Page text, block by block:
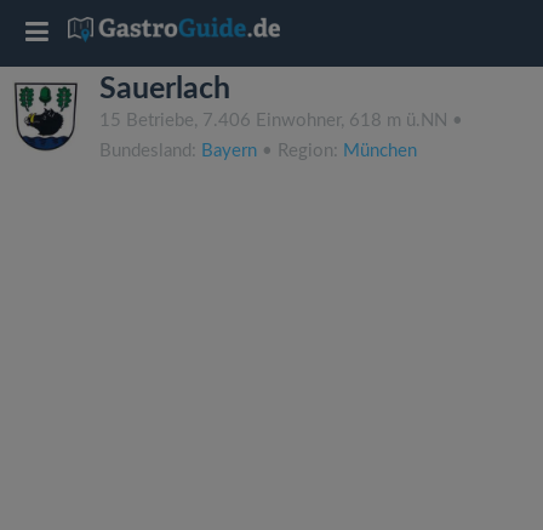
Sauerlach
15 Betriebe, 7.406 Einwohner, 618 m ü.NN •
Bundesland: Bayern • Region: München
T
o